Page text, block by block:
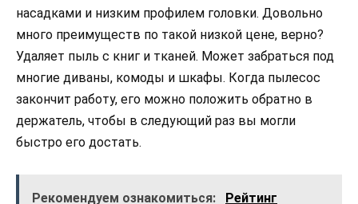
насадками и низким профилем головки. Довольно
много преимуществ по такой низкой цене, верно?
Удаляет пыль с книг и тканей. Может забраться под
многие диваны, комоды и шкафы. Когда пылесос
закончит работу, его можно положить обратно в
держатель, чтобы в следующий раз вы могли
быстро его достать.
Рекомендуем ознакомиться:
Рейтинг